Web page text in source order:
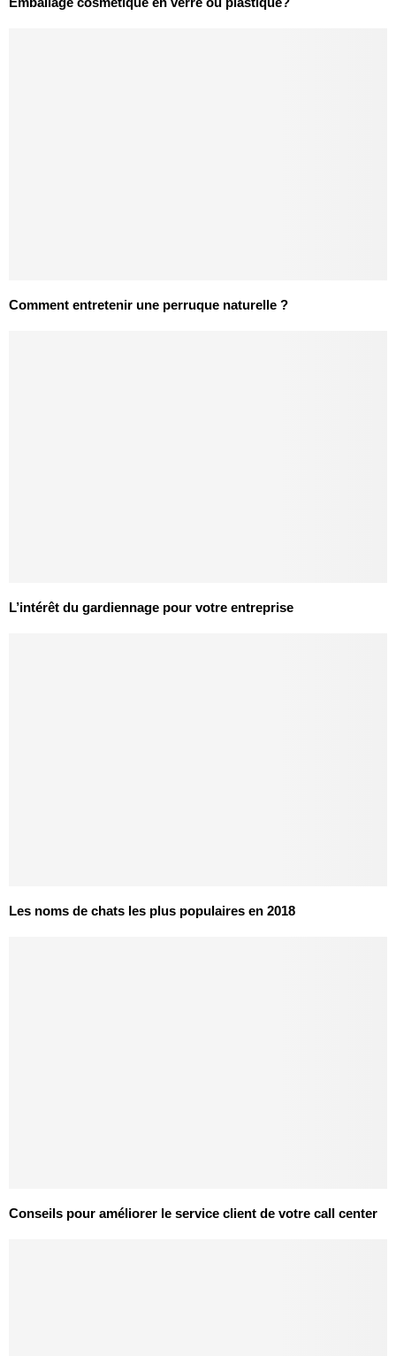
Comment entretenir une perruque naturelle ?
L’intérêt du gardiennage pour votre entreprise
Les noms de chats les plus populaires en 2018
Conseils pour améliorer le service client de votre call center